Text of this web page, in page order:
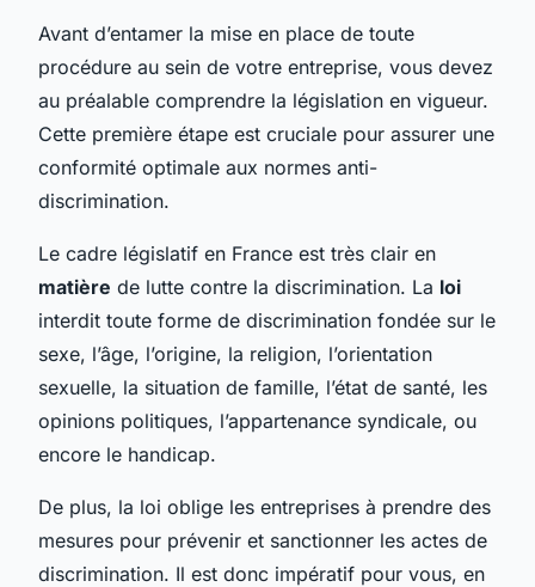
Avant d’entamer la mise en place de toute
procédure au sein de votre entreprise, vous devez
au préalable comprendre la législation en vigueur.
Cette première étape est cruciale pour assurer une
conformité optimale aux normes anti-
discrimination.
Le cadre législatif en France est très clair en
matière de lutte contre la discrimination. La loi
interdit toute forme de discrimination fondée sur le
sexe, l’âge, l’origine, la religion, l’orientation
sexuelle, la situation de famille, l’état de santé, les
opinions politiques, l’appartenance syndicale, ou
encore le handicap.
De plus, la loi oblige les entreprises à prendre des
mesures pour prévenir et sanctionner les actes de
discrimination. Il est donc impératif pour vous, en